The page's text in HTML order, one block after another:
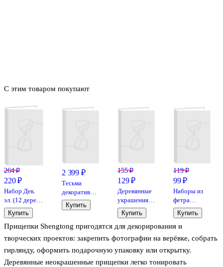
Прищепки Shengtong пригодятся для декорирования и
творческих проектов: закрепить фотографии на верёвке, собрать
гирлянду, оформить подарочную упаковку или открытку.
Деревянные неокрашенные прищепки легко тонировать
С этим товаром покупают
264 ₽
220 ₽
Набор Дек.
эл. (12 дерев.
пуг. 4 прищ.
тес. хлопк.
0,5м тес. из
льна 0,5м) в
(S20489582)
Купить
2 399 ₽
Тесьма
декоративная
диз микс
(Н001)
Купить
155 ₽
129 ₽
Деревянные
украшения
«Салфетка»,
Рукоделие, 3
штуки
Купить
119 ₽
99 ₽
Наборы из
фетра
«Тюльпаны»
Купить